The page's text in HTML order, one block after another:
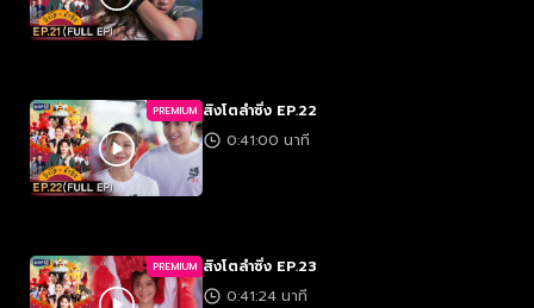
PREMIUM สิงโตลำซิ่ง EP.22
0:41:00 นาที
PREMIUM สิงโตลำซิ่ง EP.23
0:41:24 นาที